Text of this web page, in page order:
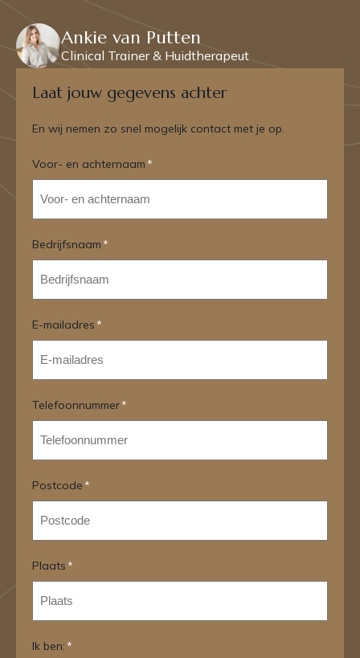
Ankie van Putten
Clinical Trainer & Huidtherapeut
Laat jouw gegevens achter
En wij nemen zo snel mogelijk contact met je op.
Voor- en achternaam *
Bedrijfsnaam *
E-mailadres *
Telefoonnummer*
Postcode *
Plaats *
Ik ben: *